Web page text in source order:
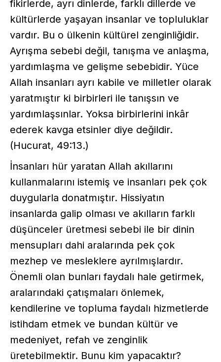
fikirlerde, ayrı dinlerde, farklı dillerde ve
kültürlerde yaşayan insanlar ve topluluklar
vardır. Bu o ülkenin kültürel zenginliğidir.
Ayrışma sebebi değil, tanışma ve anlaşma,
yardımlaşma ve gelişme sebebidir. Yüce
Allah insanları ayrı kabile ve milletler olarak
yaratmıştır ki birbirleri ile tanışsın ve
yardımlaşsınlar. Yoksa birbirlerini inkâr
ederek kavga etsinler diye değildir.
(Hucurat, 49:13.)
İnsanları hür yaratan Allah akıllarını
kullanmalarını istemiş ve insanları pek çok
duygularla donatmıştır. Hissiyatın
insanlarda galip olması ve akılların farklı
düşünceler üretmesi sebebi ile bir dinin
mensupları dahi aralarında pek çok
mezhep ve mesleklere ayrılmışlardır.
Önemli olan bunları faydalı hale getirmek,
aralarındaki çatışmaları önlemek,
kendilerine ve topluma faydalı hizmetlerde
istihdam etmek ve bundan kültür ve
medeniyet, refah ve zenginlik
üretebilmektir. Bunu kim yapacaktır?